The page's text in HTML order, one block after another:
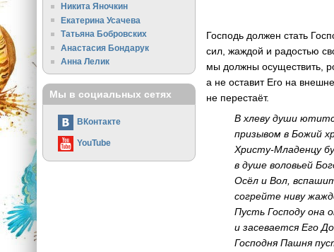
Господь должен стать
сил, жаждой и радостью
мы должны осуществить,
а не оставит Его на
не перестаёт.
В хлеву души
призывом в Божий
Христу-Младенцу
в душе воловьей
Осёл и Вол,
согрейте ниву
Пусть Господу она
и засевается Его
Господня Пашня
Никита Яночкин
Екатерина Усачева
Татьяна Бобровских
Анастасия Бондарук
Анна Лелик
Мы в социальных сетях
ВКонтакте
YouTube